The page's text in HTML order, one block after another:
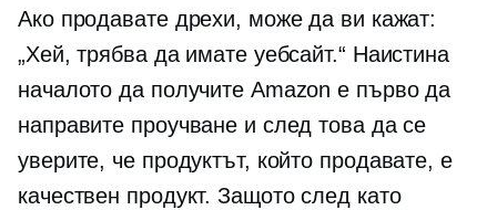
Ако продавате дрехи, може да ви кажат:
„Хей, трябва да имате уебсайт.“ Наистина
началото да получите Amazon е първо да
направите проучване и след това да се
уверите, че продуктът, който продавате, е
качествен продукт. Защото след като